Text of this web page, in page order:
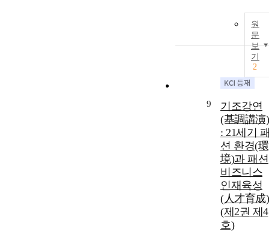
원
문
보
기
2
9
기조강연
(基調講演)
: 21세기
션 환경(環
境)과 패션
비즈니스
인재육성
(人才育成)
(제2권 제4
호)